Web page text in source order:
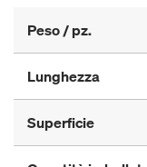
Peso / pz.
Lunghezza
Superficie